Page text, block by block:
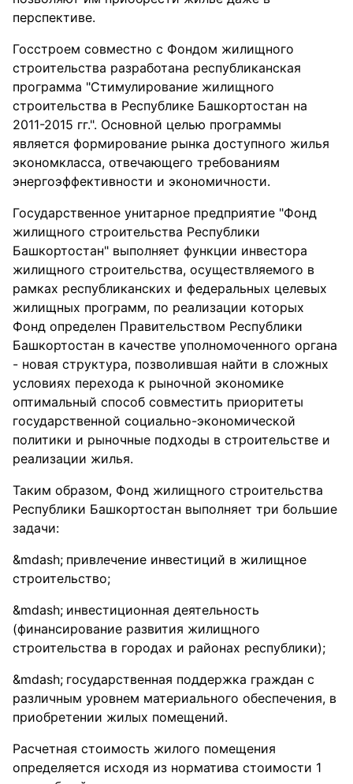
перспективе.
Госстроем совместно с Фондом жилищного
строительства разработана республиканская
программа "Стимулирование жилищного
строительства в Республике Башкортостан на
2011-2015 гг.". Основной целью программы
является формирование рынка доступного жилья
экономкласса, отвечающего требованиям
энергоэффективности и экономичности.
Государственное унитарное предприятие "Фонд
жилищного строительства Республики
Башкортостан" выполняет функции инвестора
жилищного строительства, осуществляемого в
рамках республиканских и федеральных целевых
жилищных программ, по реализации которых
Фонд определен Правительством Республики
Башкортостан в качестве уполномоченного органа
- новая структура, позволившая найти в сложных
условиях перехода к рыночной экономике
оптимальный способ совместить приоритеты
государственной социально-экономической
политики и рыночные подходы в строительстве и
реализации жилья.
Таким образом, Фонд жилищного строительства
Республики Башкортостан выполняет три большие
задачи:
привлечение инвестиций в жилищное
строительство;
инвестиционная деятельность
(финансирование развития жилищного
строительства в городах и районах республики);
государственная поддержка граждан с
различным уровнем материального обеспечения, в
приобретении жилых помещений.
Расчетная стоимость жилого помещения
определяется исходя из норматива стоимости 1